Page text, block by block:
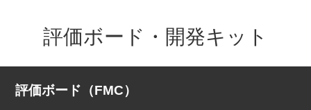
評価ボード・開発キット
評価ボード（FMC）